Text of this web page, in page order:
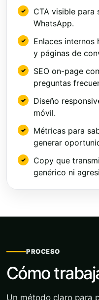
CTA visible para
WhatsApp.
Enlaces internos
y páginas de
SEO on-page
preguntas
Diseño
móvil.
Métricas para
generar
Copy que
genérico ni
PROCESO
Cómo
Un método claro para